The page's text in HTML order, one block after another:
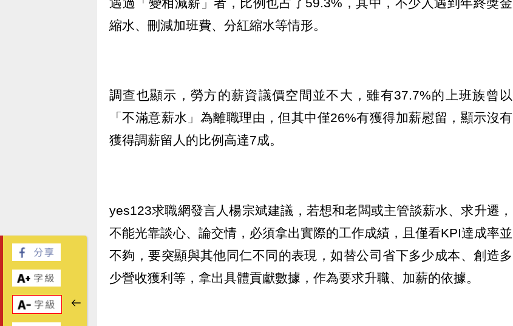
縮水、刪減加班費、分紅縮水等情形。
調查也顯示，勞方的薪資議價空間並不大，雖有37.7%的上班族曾以
「不滿意薪水」為離職理由，但其中僅26%有獲得加薪慰留，顯示沒有
獲得調薪留人的比例高達7成。
yes123求職網發言人楊宗斌建議，若想和老闆或主管談薪水、求升遷，
不能光靠談心、論交情，必須拿出實際的工作成績，且僅看KPI達成率並
不夠，要突顯與其他同仁不同的表現，如替公司省下多少成本、創造多
少營收獲利等，拿出具體貢獻數據，作為要求升職、加薪的依據。